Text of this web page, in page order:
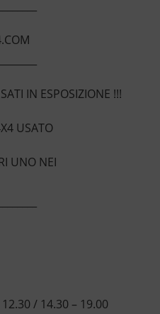
IN ESPOSIZIONE !!!
USATO
UNO NEI
/ 14.30 – 19.00